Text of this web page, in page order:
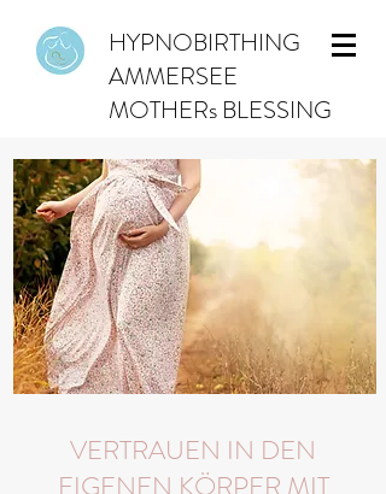
HYPNOBIRTHING
AMMERSEE
MOTHERs BLESSING
VERTRAUEN IN DEN
EIGENEN KÖRPER MIT